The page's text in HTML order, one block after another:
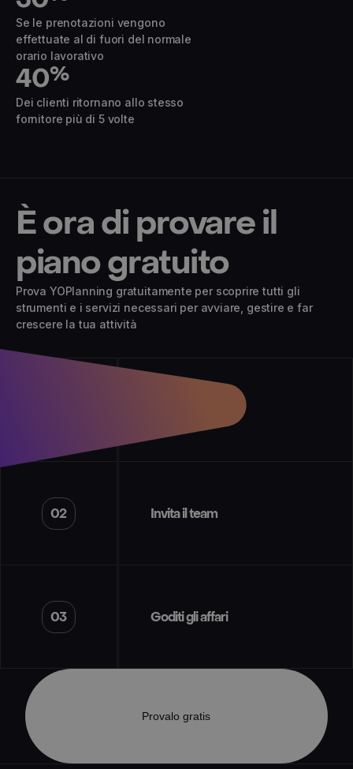
Se le prenotazioni vengono
effettuate al di fuori del normale
orario lavorativo
40%
Dei clienti ritornano allo stesso
fornitore più di 5 volte
02
03
Invita il team
Goditi gli affari
Provalo gratis
È ora di provare il
piano gratuito
Prova YOPlanning gratuitamente per scoprire tutti gli
strumenti e i servizi necessari per avviare, gestire e far
crescere la tua attività